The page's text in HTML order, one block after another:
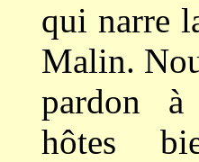
qui narre
Malin.
pardon à
hôtes